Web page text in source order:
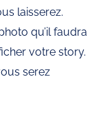
laisserez.
qu’il faudra
votre story.
serez